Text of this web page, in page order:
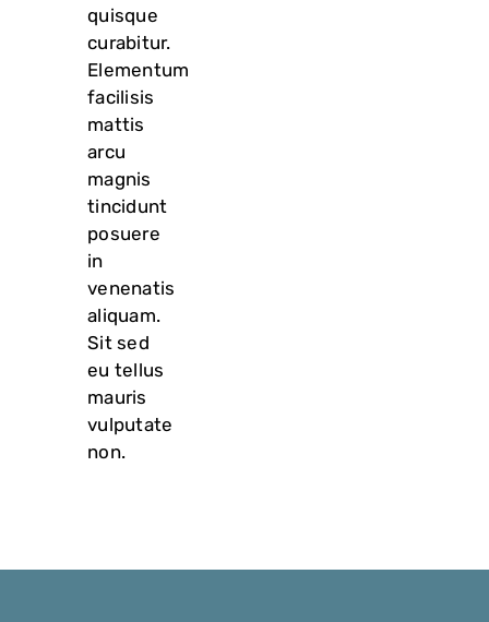
quisque
curabitur.
Elementum
facilisis
mattis
arcu
magnis
tincidunt
posuere
in
venenatis
aliquam.
Sit sed
eu tellus
mauris
vulputate
non.